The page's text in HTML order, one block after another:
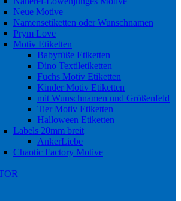
Neue Motive
Namensetiketten oder Wunschnamen
Prym Love
Motiv Etiketten
Babyfüße Etiketten
Dino Textiletiketten
Fuchs Motiv Etiketten
Kinder Motiv Etiketten
mit Wunschnamen und Größenfeld
Tier Motiv Etiketten
Halloween Etiketten
Labels 20mm breit
AnkerLiebe
Chaotic Factory Motive